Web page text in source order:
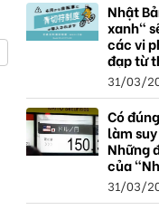
Nhật
xanh"
các vi
đạp từ
sách và
31/03/
Có
làm
Những
của
thặng
31/03/